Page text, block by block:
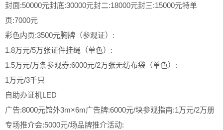
封面:50000元封底:30000元封二:18000元封三:15000元特单
页:7000元
彩色内页:3500元胸牌（参观证）:
1.8万元/5万张证件挂绳（单色）:
1.5万元/万条参观券:6000元/2万张无纺布袋（单色）:
1万元/3千只
自助办证机LED
广告:8000元馆外3m×6m广告牌:6000元/块参观指南:1万元/2万册
专场推介会:5000元/场品牌推介活动: